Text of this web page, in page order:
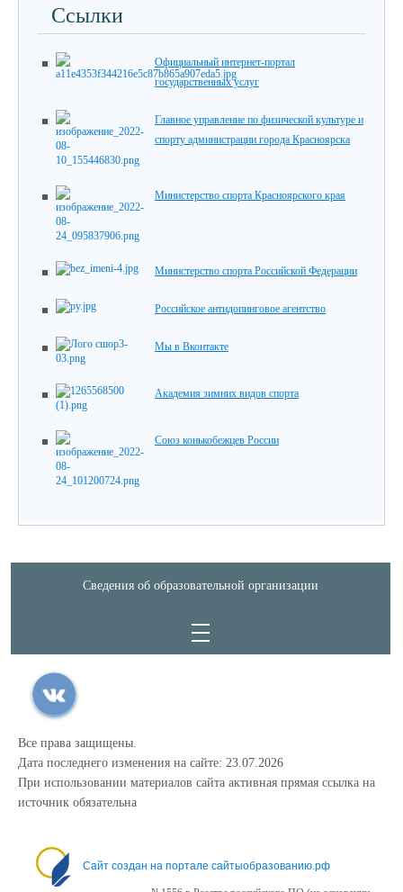
Ссылки
Официальный интернет-портал
государственных услуг
Главное управление по физической культуре и
спорту администрации города Красноярска
Министерство спорта Красноярского края
Министерство спорта Российской Федерации
Российское антидопинговое агентство
Мы в Вконтакте
Академия зимних видов спорта
Союз конькобежцев России
Сведения об образовательной организации
Все права защищены.
Дата последнего изменения на сайте: 23.07.2026
При использовании материалов сайта активная прямая ссылка на
источник обязательна
Сайт создан на портале сайтыобразованию.рф